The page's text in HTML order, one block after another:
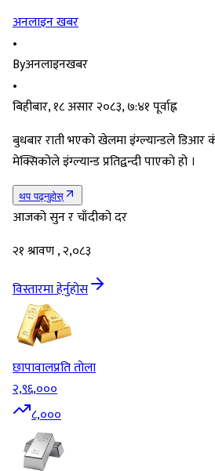
अनलाइन खबर
•
Byअनलाइनखबर
•
बिहीबार, १८ असार २०८३, ७:४१ पूर्वाह्न
बुधबार राती भएको खेलमा इंग्ल्यान्डले डिआर
मेक्सिकोले इंग्ल्यान्ड प्रतिद्वन्दी पाएको हो ।
थप पढ्नुहोस्
आजको सुन र चाँदीको दर
२१ श्रावण , २,०८३
विस्तारमा हेर्नुहोस
छापावालप्रति तोला
२,९६,०००
८,०००